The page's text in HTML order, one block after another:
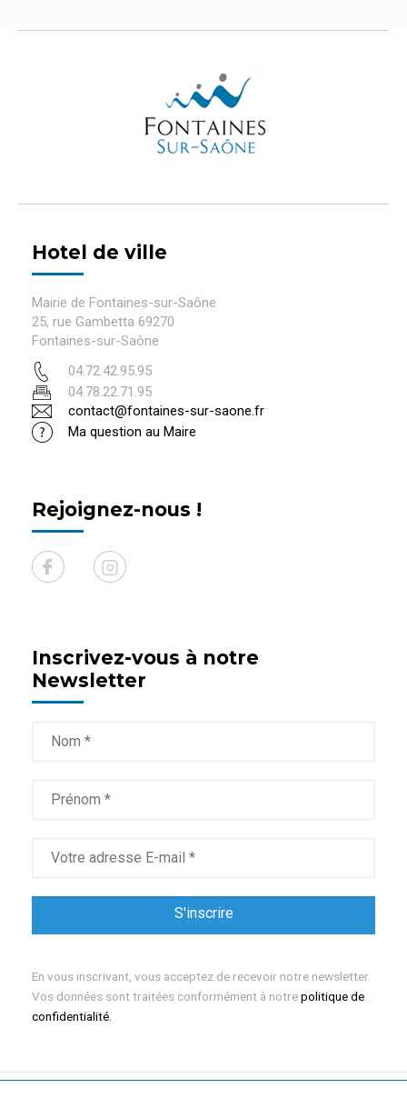
Hotel de ville
Mairie de Fontaines-sur-Saône
25, rue Gambetta 69270
Fontaines-sur-Saône
04.72.42.95.95
04.78.22.71.95
contact@fontaines-sur-saone.fr
Ma question au Maire
Rejoignez-nous !
Inscrivez-vous à notre
Newsletter
En vous inscrivant, vous acceptez de recevoir notre newsletter.
Vos données sont traitées conformément à notrepolitique de
confidentialité.